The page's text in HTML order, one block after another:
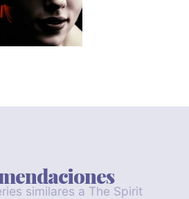
similares a The Spirit